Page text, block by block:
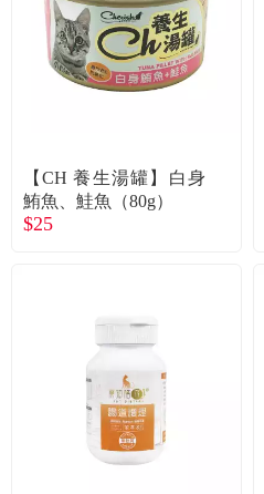
購物流程
會員專區
折價券、紅利說明
【CH 養生湯罐】白身
鮪魚、鮭魚（80g）
$25